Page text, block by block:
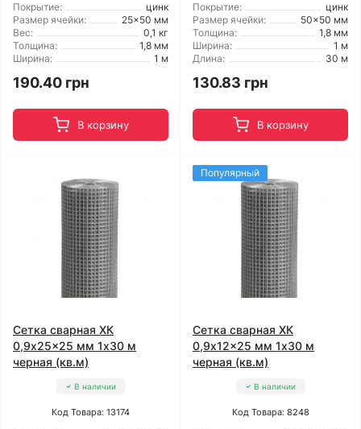
Покрытие:
цинк
Размер ячейки:
25x50 мм
Вес:
0,1 кг
Толщина:
1,8 мм
Ширина:
1 м
190.40 грн
В корзину
Покрытие:
цинк
Размер ячейки:
50x50 мм
Толщина:
1,8 мм
Ширина:
1 м
Длина:
30 м
130.83 грн
В корзину
Сетка сварная ХК
0,9x25x25 мм 1x30 м
черная (кв.м)
В наличии
Код Товара: 13174
Популярный
Сетка сварная ХК
0,9x12x25 мм 1x30 м
черная (кв.м)
В наличии
Код Товара: 8248